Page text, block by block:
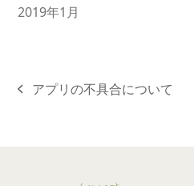
2019年1月
previous
アプリの不具合について